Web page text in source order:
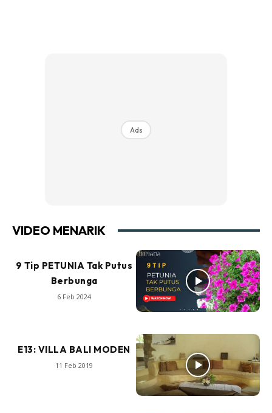
Ads
VIDEO MENARIK
9 Tip PETUNIA Tak Putus
Berbunga
6 Feb 2024
E13: VILLA BALI MODEN
11 Feb 2019